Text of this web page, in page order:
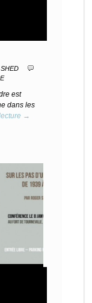
SHED
est
dans les
→